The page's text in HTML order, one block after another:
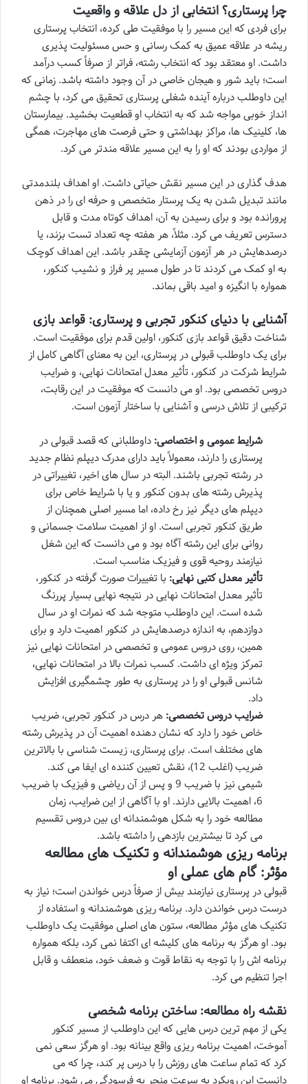
چرا پرستاری؟ انتخابی از دل علاقه و واقعیت
برای فردی که این مسیر را با موفقیت طی کرده، انتخاب پرستاری
ریشه در علاقه عمیق به کمک رسانی و حس مسئولیت پذیری
داشت. او معتقد بود که انتخاب رشته، فراتر از صرفاً کسب درآمد
است؛ باید شور و هیجان خاصی در آن وجود داشته باشد. زمانی که
این داوطلب درباره آینده شغلی پرستاری تحقیق می کرد، با چشم
انداز خوبی مواجه شد که به انتخاب او قطعیت بخشید. بیمارستان
ها، کلینیک ها، مراکز بهداشتی و حتی فرصت های مهاجرت، همگی
از مواردی بودند که او را به این مسیر علاقه مندتر می کرد.
هدف گذاری در این مسیر نقش حیاتی داشت. او اهداف بلندمدتی
مانند تبدیل شدن به یک پرستار متخصص و حرفه ای را در ذهن
پرورانده بود و برای رسیدن به آن، اهداف کوتاه مدت و قابل
دسترس تعریف می کرد. مثلاً، هر هفته چه تعداد تست بزند، یا
درصدهایش در هر آزمون آزمایشی چقدر باشد. این اهداف کوچک
به او کمک می کردند تا در طول مسیر پر فراز و نشیب کنکور،
همواره با انگیزه و امید باقی بماند.
آشنایی با دنیای کنکور تجربی و پرستاری: قواعد بازی
شناخت دقیق قواعد بازی کنکور، اولین قدم برای موفقیت است.
برای یک داوطلب قبولی در پرستاری، این به معنای آگاهی کامل از
شرایط شرکت در کنکور، تأثیر معدل امتحانات نهایی، و ضرایب
دروس تخصصی بود. او می دانست که موفقیت در این رقابت،
ترکیبی از تلاش درسی و آشنایی با ساختار آزمون است.
شرایط عمومی و اختصاصی: داوطلبانی که قصد قبولی در
پرستاری را دارند، معمولاً باید دارای مدرک دیپلم نظام جدید
در رشته تجربی باشند. البته در سال های اخیر، تغییراتی در
پذیرش رشته های بدون کنکور و یا با شرایط خاص برای
دیپلم های دیگر نیز رخ داده، اما مسیر اصلی همچنان از
طریق کنکور تجربی است. او از اهمیت سلامت جسمانی و
روانی برای این رشته آگاه بود و می دانست که این شغل
نیازمند روحیه قوی و فیزیک مناسب است.
تأثیر معدل کتبی نهایی: با تغییرات صورت گرفته در کنکور،
تأثیر معدل امتحانات نهایی در نتیجه نهایی بسیار پررنگ
شده است. این داوطلب متوجه شد که نمرات او در سال
دوازدهم، به اندازه درصدهایش در کنکور اهمیت دارد و برای
همین، روی دروس عمومی و تخصصی در امتحانات نهایی نیز
تمرکز ویژه ای داشت. کسب نمرات بالا در امتحانات نهایی،
شانس قبولی او را در پرستاری به طور چشمگیری افزایش
داد.
ضرایب دروس تخصصی: هر درس در کنکور تجربی، ضریب
خاص خود را دارد که نشان دهنده اهمیت آن در پذیرش رشته
های مختلف است. برای پرستاری، زیست شناسی با بالاترین
ضریب (اغلب 12)، نقش تعیین کننده ای ایفا می کند.
شیمی نیز با ضریب 9 و پس از آن ریاضی و فیزیک با ضریب
6، اهمیت بالایی دارند. او با آگاهی از این ضرایب، زمان
مطالعه خود را به شکل هوشمندانه ای بین دروس تقسیم
می کرد تا بیشترین بازدهی را داشته باشد.
برنامه ریزی هوشمندانه و تکنیک های مطالعه
مؤثر: گام های عملی او
قبولی در پرستاری نیازمند بیش از صرفاً درس خواندن است؛ نیاز به
درست درس خواندن دارد. برنامه ریزی هوشمندانه و استفاده از
تکنیک های مؤثر مطالعه، ستون های اصلی موفقیت یک داوطلب
بود. او هرگز به برنامه های کلیشه ای اکتفا نمی کرد، بلکه همواره
برنامه اش را با توجه به نقاط قوت و ضعف خود، منعطف و قابل
اجرا تنظیم می کرد.
نقشه راه مطالعه: ساختن برنامه شخصی
یکی از مهم ترین درس هایی که این داوطلب از مسیر کنکور
آموخت، اهمیت برنامه ریزی واقع بینانه بود. او هرگز سعی نمی
کرد که تمام ساعت های روزش را با درس پر کند، چرا که می
دانست این رویکرد به سرعت منجر به فرسودگی می شود. برنامه او